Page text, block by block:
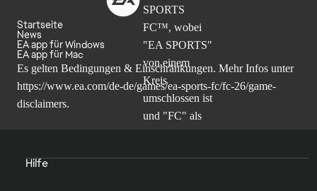
Startseite
News
EA app für Windows
EA app für Mac
Es gelten Bedingungen & Einschränkungen. Mehr Infos unter
https://www.ea.com/de-de/games/ea-sports-fc/fc-26/game-
disclaimers.
Hilfe